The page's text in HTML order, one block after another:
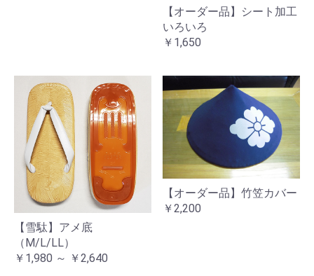
【オーダー品】シート加工
いろいろ
￥1,650
【雪駄】アメ底
（M/L/LL）
￥1,980 ～ ￥2,640
【オーダー品】竹笠カバー
￥2,200